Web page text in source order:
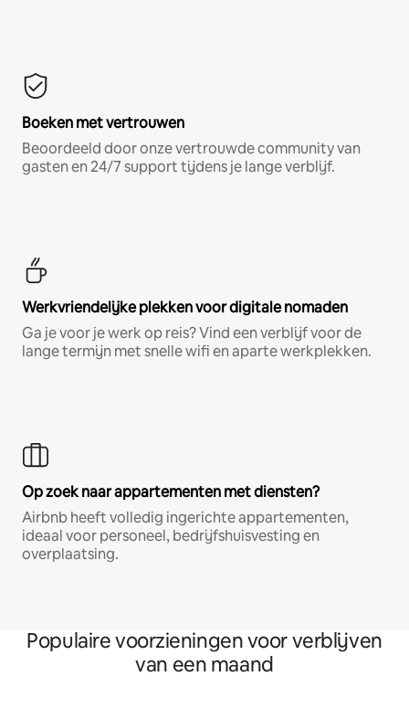
Boeken met vertrouwen
Beoordeeld door onze vertrouwde community van
gasten en 24/7 support tijdens je lange verblijf.
Werkvriendelijke plekken voor digitale nomaden
Ga je voor je werk op reis? Vind een verblijf voor de
lange termijn met snelle wifi en aparte werkplekken.
Op zoek naar appartementen met diensten?
Airbnb heeft volledig ingerichte appartementen,
ideaal voor personeel, bedrijfshuisvesting en
overplaatsing.
Populaire voorzieningen voor verblijven
van een maand